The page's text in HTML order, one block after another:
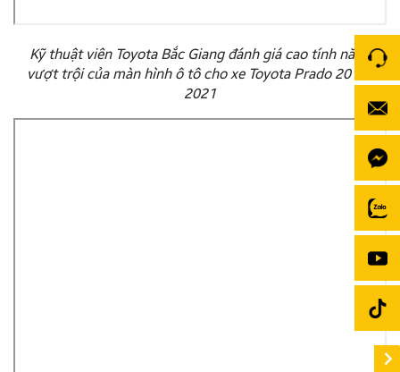
Kỹ thuật viên Toyota Bắc Giang đánh giá cao tính năng
vượt trội của màn hình ô tô cho xe Toyota Prado 2017-
2021